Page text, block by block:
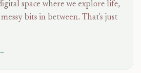
space where we explore life,
bits in between. That's just